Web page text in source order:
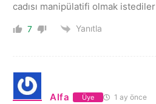
cadısı manipülatifi olmak istediler
7 Yanıtla
Alfa Üye 1 ay önce